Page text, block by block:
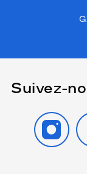
Suivez-